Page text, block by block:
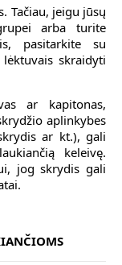
Tačiau, jeigu jūsų
arba turite
pasitarkite su
skraidyti
ar kapitonas,
aplinkybes
ar kt.), gali
keleivę.
jog skrydis gali